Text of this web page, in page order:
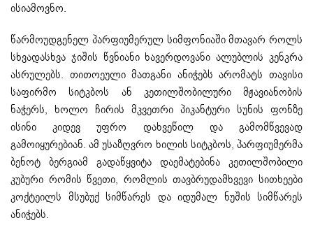
ისიამოვნო.
წარმოუდგენელ პარფიუმერულ სიმფონიაში მთავარ როლს
სხვადასხვა ჯიშის წვნიანი ხავერდოვანი ალუბლის კენკრა
ასრულებს. თითოეული მათგანი ანიჭებს არომატს თავისი
საფირმო სიტკბოს ან კეთილშობილური მჟავიანობის
ნაჭერს, ხოლო ჩირის მკვეთრი პიკანტური სუნის ფონზე
ისინი კიდევ უფრო დახვეწილ და გამომწვევად
გამოიყურებიან. ამ უსაზღვრო ხილის სიტკბოს, პარფიუმერმა
ბენოტ ბერგიამ გადაწყვიტა დაემატებინა კეთილშობილი
კუბური რომის წვეთი, რომლის თავბრუდამხვევი სითხეები
კოქტეილს მსუბუქ სიმწარეს და იდუმალ ნუშის სიმწარეს
ანიჭებს.